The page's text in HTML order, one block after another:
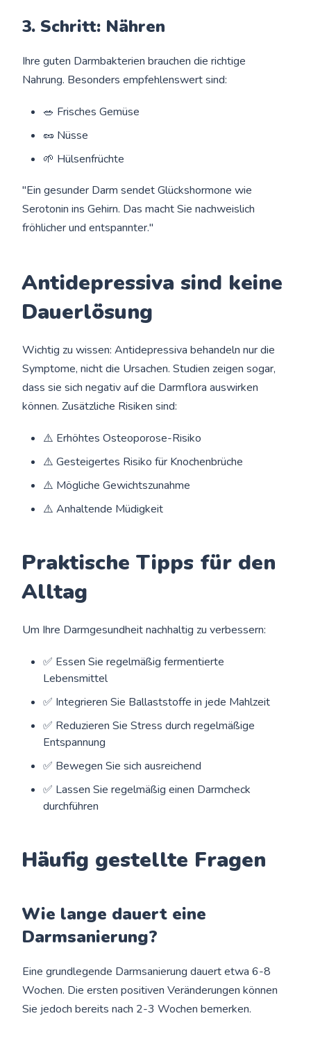
3. Schritt: Nähren
Ihre guten Darmbakterien brauchen die richtige
Nahrung. Besonders empfehlenswert sind:
🥗 Frisches Gemüse
🥜 Nüsse
🌱 Hülsenfrüchte
"Ein gesunder Darm sendet Glückshormone wie
Serotonin ins Gehirn. Das macht Sie nachweislich
fröhlicher und entspannter."
Antidepressiva sind keine
Dauerlösung
Wichtig zu wissen: Antidepressiva behandeln nur die
Symptome, nicht die Ursachen. Studien zeigen sogar,
dass sie sich negativ auf die Darmflora auswirken
können. Zusätzliche Risiken sind:
⚠️ Erhöhtes Osteoporose-Risiko
⚠️ Gesteigertes Risiko für Knochenbrüche
⚠️ Mögliche Gewichtszunahme
⚠️ Anhaltende Müdigkeit
Praktische Tipps für den
Alltag
Um Ihre Darmgesundheit nachhaltig zu verbessern:
✅ Essen Sie regelmäßig fermentierte
Lebensmittel
✅ Integrieren Sie Ballaststoffe in jede Mahlzeit
✅ Reduzieren Sie Stress durch regelmäßige
Entspannung
✅ Bewegen Sie sich ausreichend
✅ Lassen Sie regelmäßig einen Darmcheck
durchführen
Häufig gestellte Fragen
Wie lange dauert eine
Darmsanierung?
Eine grundlegende Darmsanierung dauert etwa 6-8
Wochen. Die ersten positiven Veränderungen können
Sie jedoch bereits nach 2-3 Wochen bemerken.